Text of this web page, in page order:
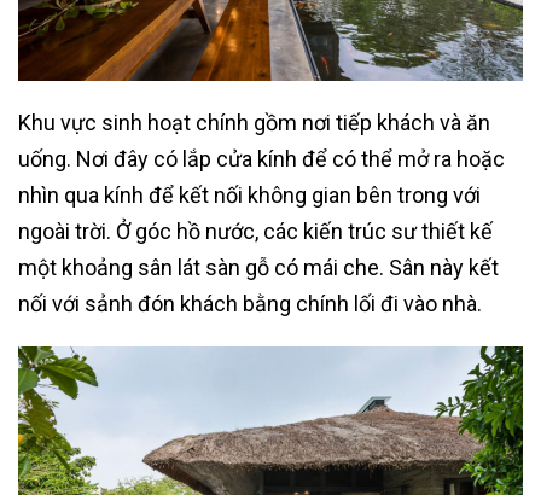
Khu vực sinh hoạt chính gồm nơi tiếp khách và ăn
uống. Nơi đây có lắp cửa kính để có thể mở ra hoặc
nhìn qua kính để kết nối không gian bên trong với
ngoài trời. Ở góc hồ nước, các kiến trúc sư thiết kế
một khoảng sân lát sàn gỗ có mái che. Sân này kết
nối với sảnh đón khách bằng chính lối đi vào nhà.